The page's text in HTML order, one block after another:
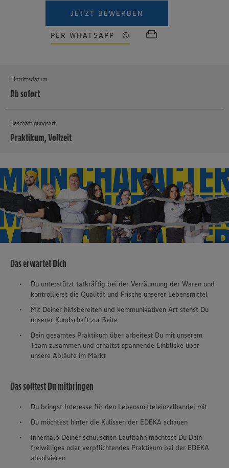
JETZT BEWERBEN
PER WHATSAPP
Eintrittsdatum
Ab sofort
Beschäftigungsart
Praktikum, Vollzeit
Das erwartet Dich
Du unterstützt tatkräftig bei der Verräumung der Waren und
kontrollierst die Qualität und Frische unserer Lebensmittel
Mit Deiner hilfsbereiten und kommunikativen Art stehst Du
unserer Kundschaft zur Seite
Dein gesamtes Praktikum über arbeitest Du mit unserem
Team zusammen und erhältst spannende Einblicke über
unsere Abläufe im Markt
Das solltest Du mitbringen
Du bringst Interesse für den Lebensmitteleinzelhandel mit
Du möchtest hinter die Kulissen der EDEKA schauen
Innerhalb Deiner schulischen Laufbahn möchtest Du Dein
freiwilliges oder verpflichtendes Praktikum bei der EDEKA
absolvieren